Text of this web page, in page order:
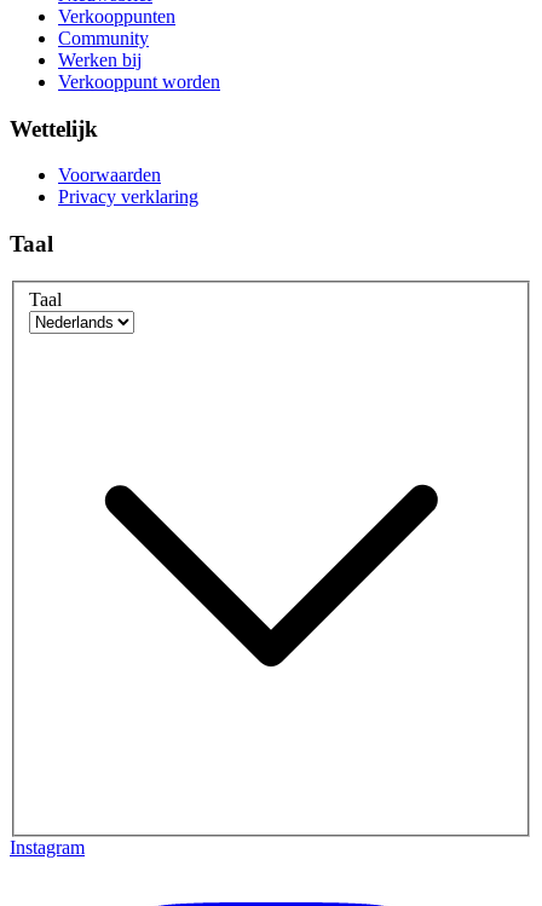
Verkooppunten
Community
Werken bij
Verkooppunt worden
Wettelijk
Voorwaarden
Privacy verklaring
Taal
Taal
Instagram